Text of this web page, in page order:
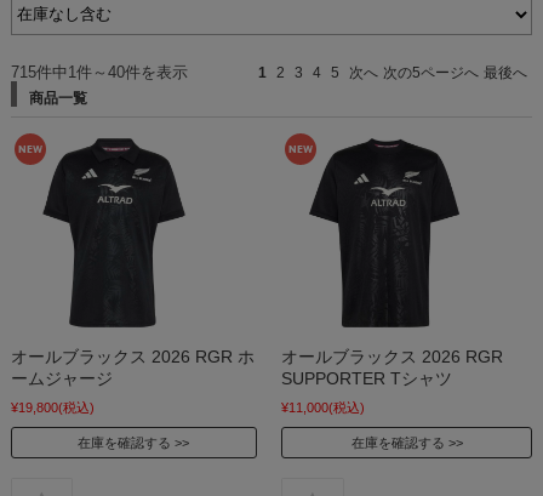
715件中1件～40件を表示 1 2 3 4 5 次へ 次の5ページへ 最後へ
商品一覧
オールブラックス 2026 RGR ホ
ームジャージ
¥19,800(税込)
在庫を確認する
オールブラックス 2026 RGR
SUPPORTER Tシャツ
¥11,000(税込)
在庫を確認する